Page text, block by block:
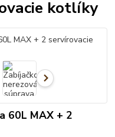
kotlíky
60L MAX + 2